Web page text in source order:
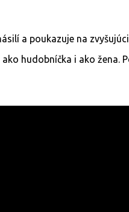
a poukazuje na
hudobníčka i ako